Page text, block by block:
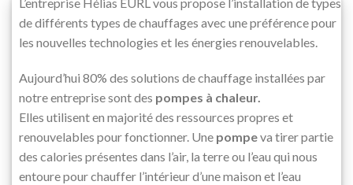
de différents types de chauffages avec une préférence pour
les nouvelles technologies et les énergies renouvelables.
Aujourd’hui 80% des solutions de chauffage installées par
notre entreprise sont des pompes à chaleur.
Elles utilisent en majorité des ressources propres et
renouvelables pour fonctionner. Une pompeva tirer partie
des calories présentes dans l’air, la terre ou l’eau qui nous
entoure pour chauffer l’intérieur d’une maison et l’eau